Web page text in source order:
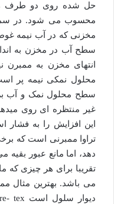
حل شده روی دو طرف
محسوب می شود. در
مخزنی که در آب نیمه
سطح آب در مخزن به
انتهای مخزن به ممبرن
محلول نمکی نیمه پر
سطح محلول نمک و آب
غیر منتظره ای روی
این افزایش را به
تراوا ممبرنی است که
تقریبا برای هر چیزی که
می باشد. بهترین مثال